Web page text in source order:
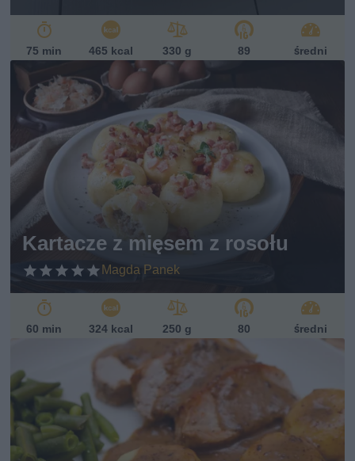
75 min 465 kcal 330 g 89 średni
Kartacze z mięsem z rosołu
Magda Panek
60 min 324 kcal 250 g 80 średni